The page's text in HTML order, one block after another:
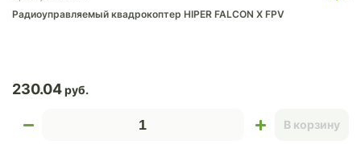
Радиоуправляемый квадрокоптер HIPER FALCON X FPV
230.04
В корзину